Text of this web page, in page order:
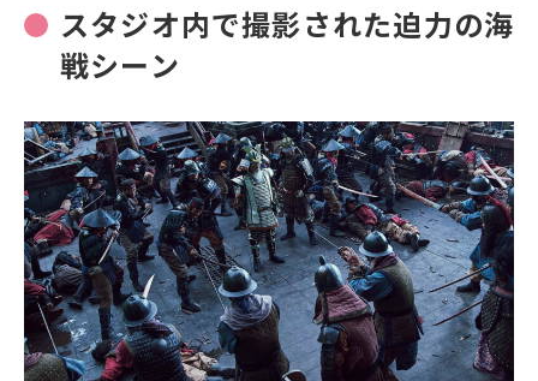
スタジオ内で撮影された迫力の海
戦シーン